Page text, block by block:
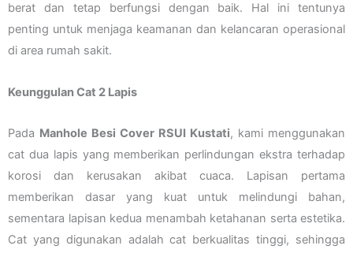
berat dan tetap berfungsi dengan baik. Hal ini tentunya
penting untuk menjaga keamanan dan kelancaran operasional
di area rumah sakit.
Keunggulan Cat 2 Lapis
Pada Manhole Besi Cover RSUI Kustati, kami menggunakan
cat dua lapis yang memberikan perlindungan ekstra terhadap
korosi dan kerusakan akibat cuaca. Lapisan pertama
memberikan dasar yang kuat untuk melindungi bahan,
sementara lapisan kedua menambah ketahanan serta estetika.
Cat yang digunakan adalah cat berkualitas tinggi, sehingga